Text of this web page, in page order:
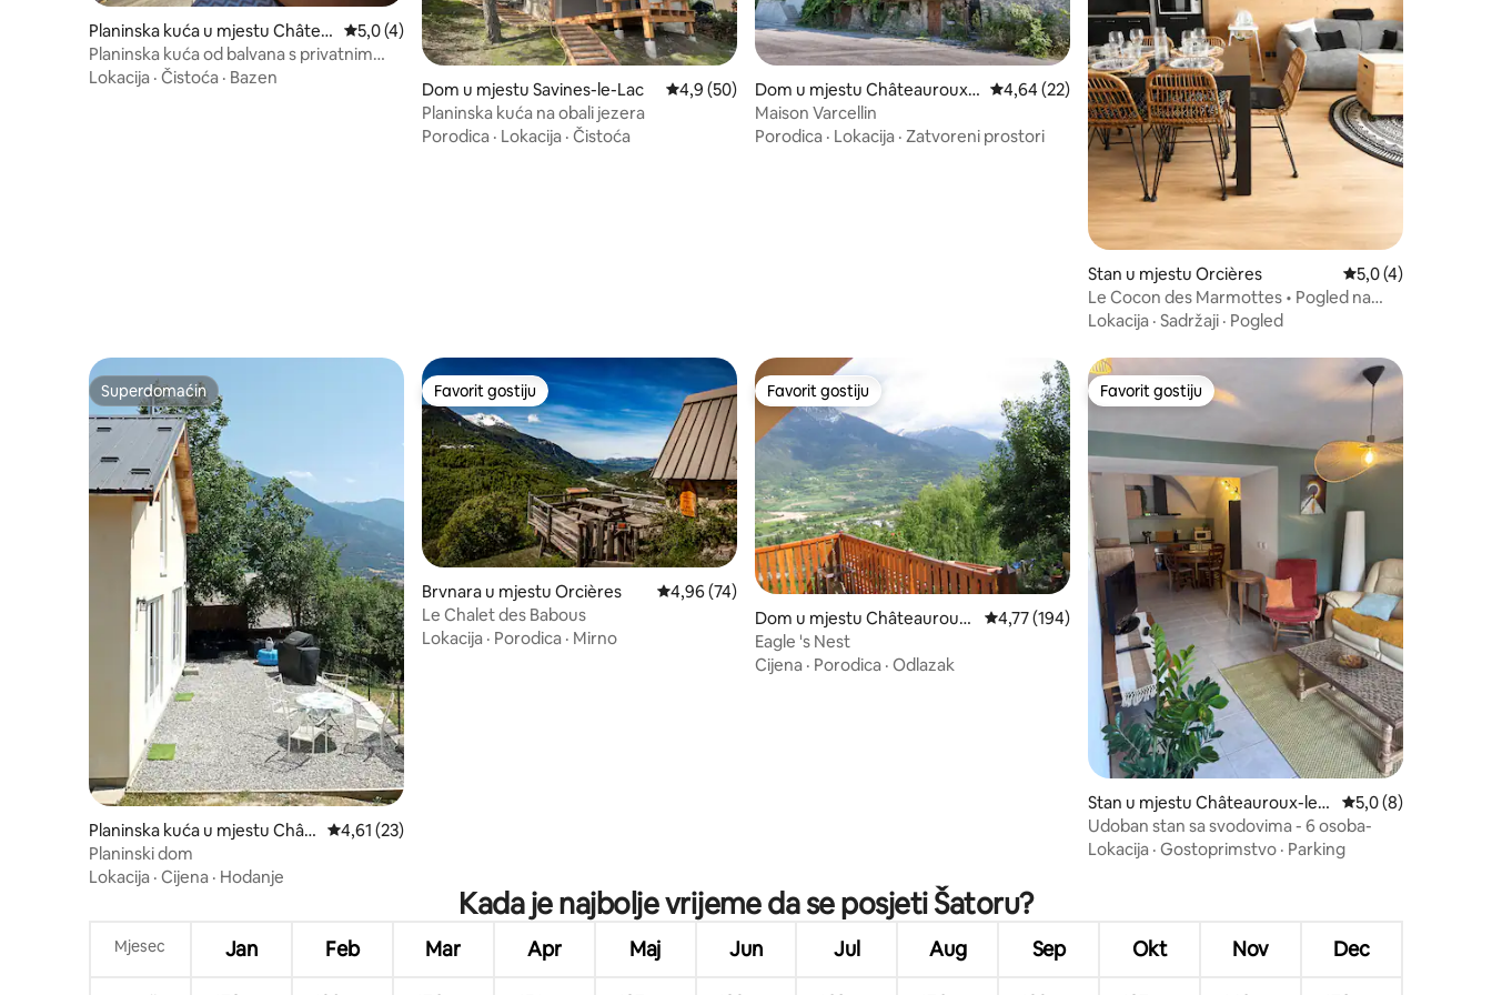
Planinska kuća u mjestu Châtea
uroux-les-Alpes
Prosječna ocjena: 5,0 od 5, recenzija: 4
5,0 (4)
Planinska kuća od balvana s privatnim
jacuzzijem – pogled na planine
Lokacija · Čistoća · Bazen
Dom u mjestu Savines-le-Lac Prosječna ocjena: 4,9 od 5, recenzija: 50
4,9 (50)
Planinska kuća na obali jezera
Porodica · Lokacija · Čistoća
Dom u mjestu Châteauroux-l
es-Alpes
Prosječna ocjena: 4,64 od 5, recenzija: 22
4,64 (22)
Maison Varcellin
Porodica · Lokacija · Zatvoreni prostori
Stan u mjestu Orcières Prosječna ocjena:
5,0 (4)
Le Cocon des Marmottes • Pogled na
planinu • 6 osoba
Lokacija · Sadržaji · Pogled
Superdomaćin
Superdomaćin
Planinska kuća u mjestu Chât
eauroux-les-Alpes
Prosječna ocjena: 4,61 od 5, recenzija: 23
4,61 (23)
Planinski dom
Lokacija · Cijena · Hodanje
Favorit gostiju
Favorit gostiju
Brvnara u mjestu Orcières Prosječna ocjena: 4,96 od 5, recenzija: 74
4,96 (74)
Le Chalet des Babous
Lokacija · Porodica · Mirno
Favorit gostiju
Favorit gostiju
Dom u mjestu Châteauroux-
les-Alpes
Prosječna ocjena: 4,77 od 5, recenzija: 194
4,77 (194)
Eagle 's Nest
Cijena · Porodica · Odlazak
Favorit gostiju
Favorit gostiju
Stan u mjestu Châteauroux-les-
Alpes
Prosječna ocjena:
5,0 (8)
Udoban stan sa svodovima - 6 osoba-
Lokacija · Gostoprimstvo · Parking
Kada je najbolje vrijeme da se posjeti Šatoru?
Mjesec Jan Feb Mar Apr Maj Jun Jul Aug Sep Okt Nov Dec